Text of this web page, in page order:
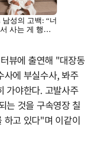
뷰에 출연해 "대장동
사에 부실수사, 봐주
가야한다. 고발사주
는 것을 구속영장 칠
하고 있다"며 이같이